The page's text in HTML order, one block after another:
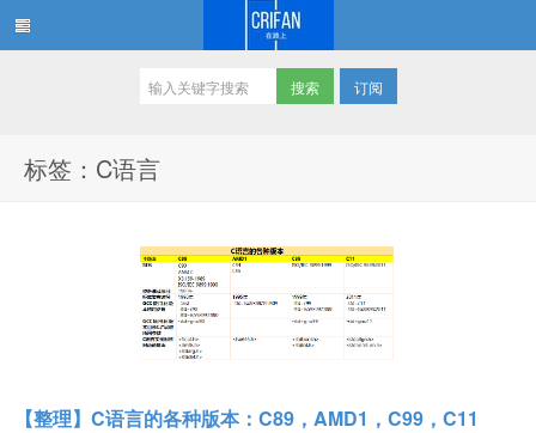
订阅
标签：C语言
【整理】C语言的各种版本：C89，AMD1，C99，C11